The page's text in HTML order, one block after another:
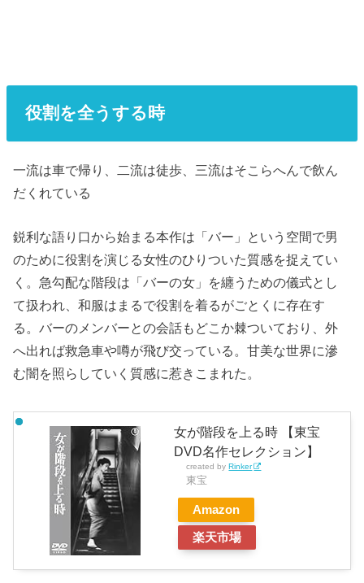
役割を全うする時
一流は車で帰り、二流は徒歩、三流はそこらへんで飲ん
だくれている
鋭利な語り口から始まる本作は「バー」という空間で男
のために役割を演じる女性のひりついた質感を捉えてい
く。急勾配な階段は「バーの女」を纏うための儀式とし
て扱われ、和服はまるで役割を着るがごとくに存在す
る。バーのメンバーとの会話もどこか棘ついており、外
へ出れば救急車や噂が飛び交っている。甘美な世界に滲
む闇を照らしていく質感に惹きこまれた。
女が階段を上る時 【東宝
DVD名作セレクション】
created byRinker
東宝
Amazon
楽天市場